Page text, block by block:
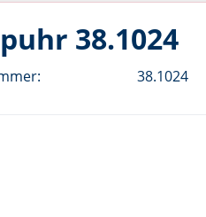
38.1024
38.1024